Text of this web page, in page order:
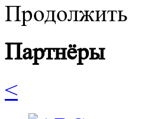
Продолжить
Партнёры
<